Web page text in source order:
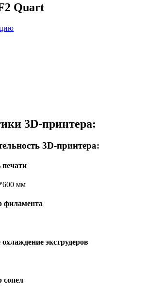
Quart
3D-принтера:
3D-принтера:
печати
мм
филамента
экструдеров
сопел